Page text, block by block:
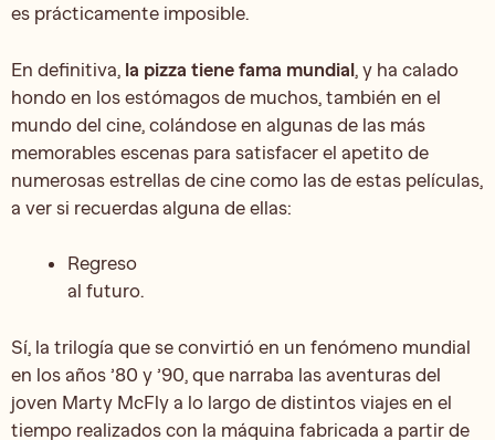
es prácticamente imposible.
En definitiva, la pizza tiene fama mundial, y ha calado
hondo en los estómagos de muchos, también en el
mundo del cine, colándose en algunas de las más
memorables escenas para satisfacer el apetito de
numerosas estrellas de cine como las de estas películas,
a ver si recuerdas alguna de ellas:
Regreso
al futuro.
Sí, la trilogía que se convirtió en un fenómeno mundial
en los años ’80 y ’90, que narraba las aventuras del
joven Marty McFly a lo largo de distintos viajes en el
tiempo realizados con la máquina fabricada a partir de